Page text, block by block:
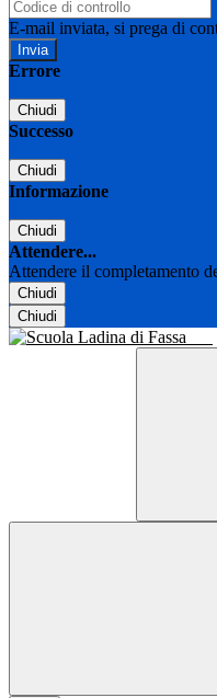
E-mail inviata, si prega di
Errore
Chiudi
Successo
Chiudi
Informazione
Chiudi
Attendere...
Attendere il completamento
Chiudi
Chiudi